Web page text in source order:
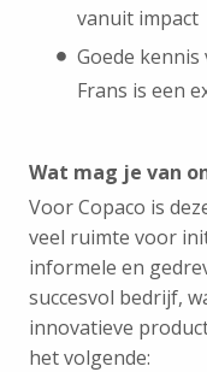
vanuit impact
Goede kennis
Frans is een
Wat mag je van
Voor Copaco is
veel ruimte voor
informele en
succesvol bedrijf,
innovatieve
het volgende: